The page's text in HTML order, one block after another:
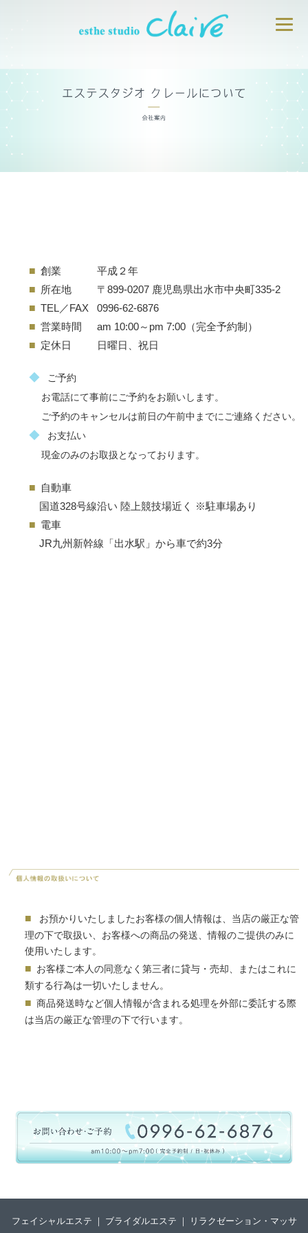
■ 創業
平成２年
■ 所在地
〒899-0207 鹿児島県出水市中央町335-2
■ TEL／FAX
0996-62-6876
■ 営業時間
am 10:00～pm 7:00（完全予約制）
■ 定休日 日曜日、祝日
◆
ご予約
お電話にて事前にご予約をお願いします。
ご予約のキャンセルは前日の午前中までにご連絡ください。
◆
お支払い
現金のみのお取扱となっております。
■ 自動車
国道328号線沿い 陸上競技場近く ※駐車場あり
■ 電車
JR九州新幹線「出水駅」から車で約3分
■
お預かりいたしましたお客様の個人情報は、当店の厳正な管
理の下で取扱い、お客様への商品の発送、情報のご提供のみに
使用いたします。
■ お客様ご本人の同意なく第三者に貸与・売却、またはこれに
類する行為は一切いたしません。
■ 商品発送時など個人情報が含まれる処理を外部に委託する際
は当店の厳正な管理の下で行います。
フェイシャルエステ ｜ ブライダルエステ ｜ リラクゼーション・マッサ